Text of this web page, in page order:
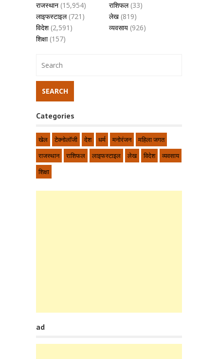
राजस्थान (15,954) राशिफल(33)
लाइफस्टाइल(721) लेख (819)
विदेश(2,591) व्यवसाय (926)
शिक्षा(157)
Categories
खेल टेक्नोलॉजी देश धर्म मनोरंजन
महिला जगत
राजस्थान
राशिफल लाइफस्टाइल लेख विदेश
व्यवसाय
शिक्षा
ad